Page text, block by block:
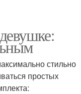
стильно
простых